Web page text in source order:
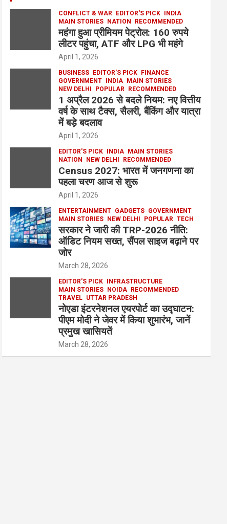
CONFLICT & WAR EDITOR'S PICK INDIA
MAIN STORIES NATION RECOMMENDED
महंगा हुआ प्रीमियम पेट्रोल: 160 रुपये
लीटर पहुंचा, ATF और LPG भी महंगे
April 1, 2026
BUSINESS EDITOR'S PICK FINANCE
GOVERNMENT INDIA MAIN STORIES
NEW DELHI
POPULAR RECOMMENDED
1 अप्रैल 2026 से बदले नियम: नए वित्तीय
वर्ष के साथ टैक्स, सैलरी, बैंकिंग और यात्रा
में बड़े बदलाव
April 1, 2026
EDITOR'S PICK INDIA MAIN STORIES
NATION
NEW DELHI RECOMMENDED
Census 2027: भारत में जनगणना का
पहला चरण आज से शुरू
April 1, 2026
ENTERTAINMENT GADGETS GOVERNMENT
MAIN STORIES NEW DELHI POPULAR TECH
सरकार ने जारी की TRP-2026 नीति:
ऑडिट नियम सख्त, सैंपल साइज बढ़ाने पर
जोर
March 28, 2026
EDITOR'S PICK INFRASTRUCTURE
MAIN STORIES NOIDA RECOMMENDED
TRAVEL UTTAR PRADESH
नोएडा इंटरनेशनल एयरपोर्ट का उद्घाटन:
पीएम मोदी ने जेवर में किया शुभारंभ, जानें
प्रमुख खासियतें
March 28, 2026